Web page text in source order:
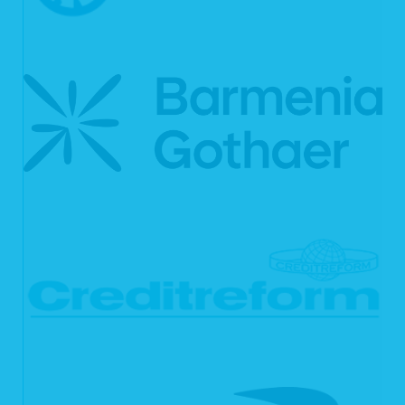
an einer korrekten Darstellung und Funktionsfähigkeit unserer Webseite gemäß
Speicherung der Daten bzw. der Logfiles ist ebenfalls Art. 6 Abs. 1 lit. f DSGVO
bzw. § 25 Abs. 1 S. 1, Abs. 2 Nr. 2 TTDSG.
Aus Gründen der technischen Sicherheit, insbesondere zur Abwehr von
Angriffsversuchen auf unseren Webserver, werden diese Daten von uns
kurzzeitig gespeichert. Anhand dieser Daten ist uns ein Rückschluss auf
einzelne Personen nicht möglich. Nach spätestens sieben Tagen werden die
Daten durch Verkürzung der IP-Adresse auf Domainebene anonymisiert, sodass
es nicht mehr möglich ist, einen Bezug zum einzelnen Nutzer herzustellen. In
Auf unserer Webseite ist ein Kontaktformular eingebunden, welches Sie für die
elektronische Kontaktaufnahme nutzen können. Nehmen Sie diese Möglichkeit
wahr, so werden die von Ihnen in der Eingabemaske eingegebenen Daten an uns